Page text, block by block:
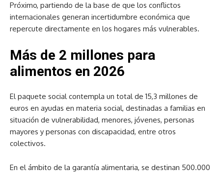
Próximo, partiendo de la base de que los conflictos
internacionales generan incertidumbre económica que
repercute directamente en los hogares más vulnerables.
Más de 2 millones para
alimentos en 2026
El paquete social contempla un total de 15,3 millones de
euros en ayudas en materia social, destinadas a familias en
situación de vulnerabilidad, menores, jóvenes, personas
mayores y personas con discapacidad, entre otros
colectivos.
En el ámbito de la garantía alimentaria, se destinan 500.000